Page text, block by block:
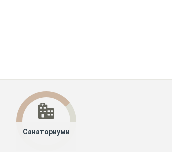
Санаториуми